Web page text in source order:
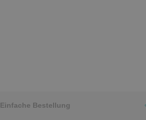
Einfache Bestellung